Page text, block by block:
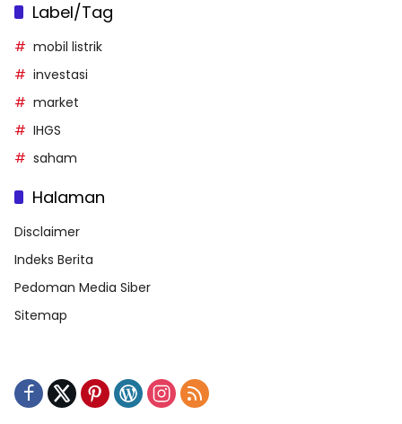
Label/Tag
mobil listrik
investasi
market
IHGS
saham
Halaman
Disclaimer
Indeks Berita
Pedoman Media Siber
Sitemap